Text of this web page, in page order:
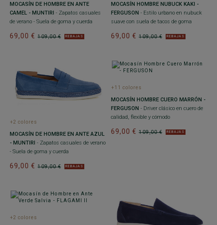
MOCASÍN DE HOMBRE EN ANTE
CAMEL - MUNTIRI - Zapatos casuales
de verano - Suela de goma y cuerda
109,00 €
69,00 € REBAJAS
MOCASÍN HOMBRE NUBUCK KAKI -
FERGUSON - Estilo urbano en nubuck
suave con suela de tacos de goma
109,00 €
69,00 € REBAJAS
+2 colores
MOCASÍN DE HOMBRE EN ANTE AZUL
- MUNTIRI - Zapatos casuales de verano
- Suela de goma y cuerda
109,00 €
69,00 € REBAJAS
+11 colores
MOCASÍN HOMBRE CUERO MARRÓN -
FERGUSON - Driver clásico en cuero de
calidad, flexible y cómodo
109,00 €
69,00 € REBAJAS
+2 colores